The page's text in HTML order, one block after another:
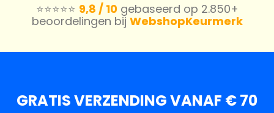
⭐️⭐️⭐️⭐️⭐️ 9,8 / 10gebaseerd op 2.850+
beoordelingen bij WebshopKeurmerk
GRATIS VERZENDING VANAF € 70